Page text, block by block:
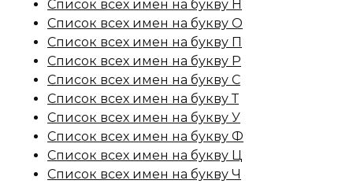
Список всех имен на букву Н
Список всех имен на букву О
Список всех имен на букву П
Список всех имен на букву Р
Список всех имен на букву С
Список всех имен на букву Т
Список всех имен на букву У
Список всех имен на букву Ф
Список всех имен на букву Ц
Список всех имен на букву Ч